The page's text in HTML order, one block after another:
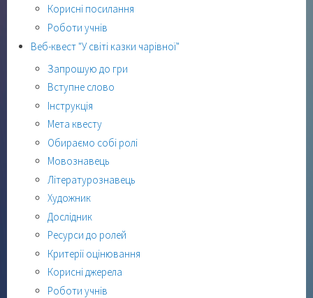
Корисні посилання
Роботи учнів
Веб-квест "У світі казки чарівної"
Запрошую до гри
Вступне слово
Інструкція
Мета квесту
Обираємо собі ролі
Мовознавець
Літературознавець
Художник
Дослідник
Ресурси до ролей
Критерії оцінювання
Корисні джерела
Роботи учнів